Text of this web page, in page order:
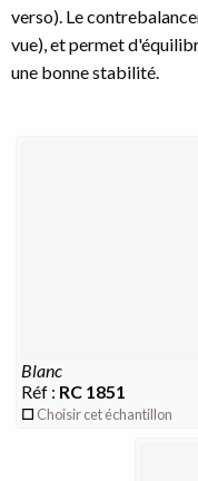
verso). Le
vue), et permet
une bonne stabilité.
blanc
Réf : RC 1851
Choisir cet échantillon